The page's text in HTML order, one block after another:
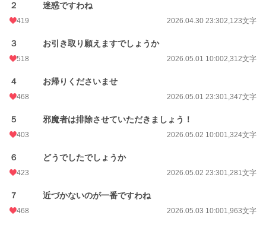
更新日時 2026.05.31 23:32
月間ポイント
年間ポイント 492,658 pt (1,055 位)
累計ポイント
２ 迷惑ですわね
419 2026.04.30 23:302,123文字
３ お引き取り願えますでしょうか
518 2026.05.01 10:002,312文字
４ お帰りくださいませ
468 2026.05.01 23:301,347文字
５ 邪魔者は排除させていただきましょう！
403 2026.05.02 10:001,324文字
６ どうでしたでしょうか
423 2026.05.02 23:301,281文字
７ 近づかないのが一番ですわね
468 2026.05.03 10:001,963文字